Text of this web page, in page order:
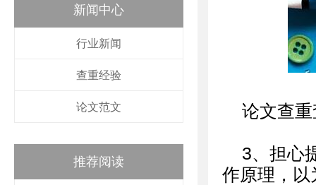
新闻中心
行业新闻
查重经验
论文范文
推荐阅读
论文查
3、担心
作原理，以